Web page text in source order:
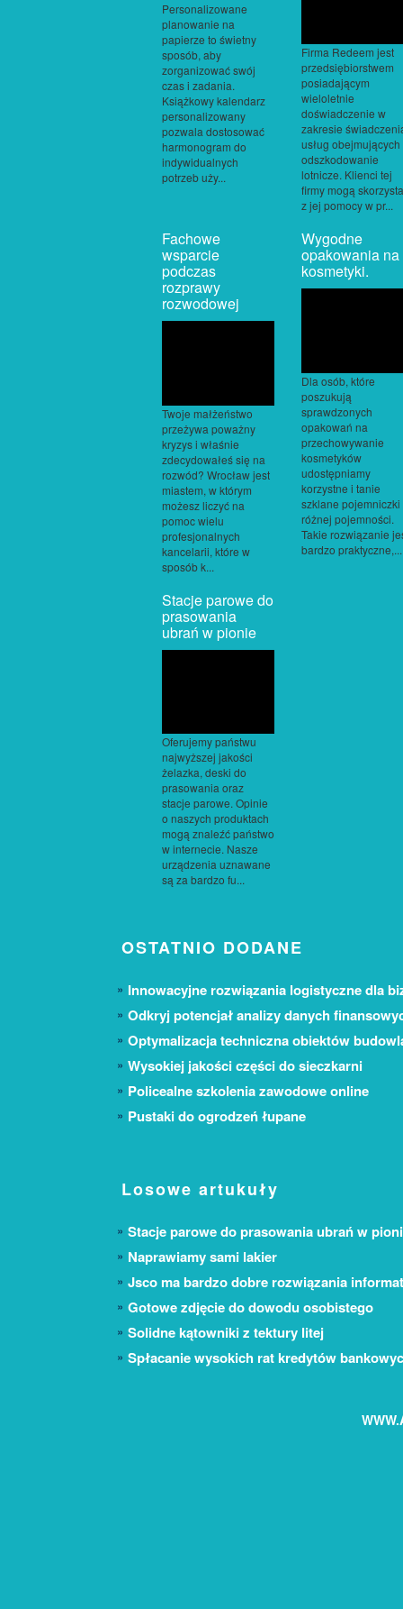
Personalizowane
planowanie na
papierze to świetny
sposób, aby
zorganizować swój
czas i zadania.
Książkowy kalendarz
personalizowany
pozwala dostosować
harmonogram do
indywidualnych
potrzeb uży...
Firma Redeem jest
przedsiębiorstwem
posiadającym
wieloletnie
doświadczenie w
zakresie
usług obejmujących
odszkodowanie
lotnicze. Klienci tej
firmy mogą
z jej pomocy w pr...
Fachowe
wsparcie
podczas
rozprawy
rozwodowej
Twoje małżeństwo
przeżywa poważny
kryzys i właśnie
zdecydowałeś się na
rozwód? Wrocław jest
miastem, w którym
możesz liczyć na
pomoc wielu
profesjonalnych
kancelarii, które w
sposób k...
Wygodne
opakowania na
kosmetyki.
Dla osób, które
poszukują
sprawdzonych
opakowań na
przechowywanie
kosmetyków
udostępniamy
korzystne i tanie
szklane pojemniczki
różnej pojemności.
Takie rozwiązanie
bardzo praktyczne,...
Stacje parowe do
prasowania
ubrań w pionie
Oferujemy państwu
najwyższej jakości
żelazka, deski do
prasowania oraz
stacje parowe. Opinie
o naszych produktach
mogą znaleźć państwo
w internecie. Nasze
urządzenia uznawane
są za bardzo fu...
OSTATNIO DODANE
Innowacyjne rozwiązania logistyczne dla
Odkryj potencjał analizy danych
Optymalizacja techniczna obiektów
Wysokiej jakości części do sieczkarni
Policealne szkolenia zawodowe online
Pustaki do ogrodzeń łupane
Losowe artukuły
Stacje parowe do prasowania ubrań w
Naprawiamy sami lakier
Jsco ma bardzo dobre rozwiązania
Gotowe zdjęcie do dowodu osobistego
Solidne kątowniki z tektury litej
Spłacanie wysokich rat kredytów